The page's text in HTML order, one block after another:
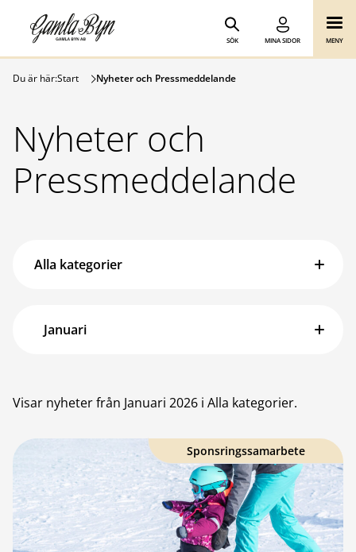
Hoppa till innehåll
Gamla Byn AB
SÖK MINA SIDOR MENY
Du är här:Start Nyheter och Pressmeddelande
Nyheter och
Pressmeddelande
Visar nyheter från Januari 2026 i Alla kategorier.
Sponsringssamarbete